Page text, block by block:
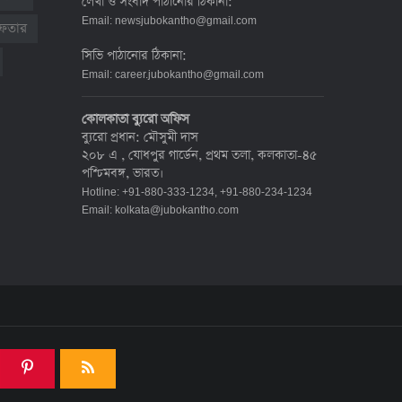
দেশে করোনায় মৃত্যু ও শনাক্ত কমেছে
৬ জুলাই ২০২২, ১৯:০২
হাজার ৯৯৮
৫ জুলাই ২০২২, ১৮:৪৭
করোনায় ২৪ ঘণ্টায় মৃত্যু ১২, শনাক্ত দুই
Email: newsjubokantho@gmail.com
সিভি পাঠানোর ঠিকানা:
Email: career.jubokantho@gmail.com
কোলকাতা ব্যুরো অফিস
ব্যুরো প্রধান: মৌসুমী দাস
২০৮ এ , যোধপুর গার্ডেন, প্রথম তলা, কলকাতা-৪৫
পশ্চিমবঙ্গ, ভারত।
Hotline: +91-880-333-1234, +91-880-234-1234
Email: kolkata@jubokantho.com